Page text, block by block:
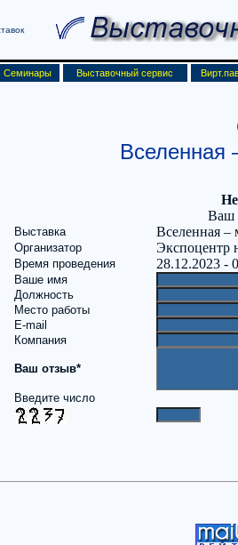
Семинары Выставочный сервис
Вселенная
Ваш
Выставка Вселенная –
Организатор Экспоцентр
Время проведения 28.12.2023 -
Ваше имя
Должность
Место работы
E-mail
Компания
Ваш отзыв*
Введите число